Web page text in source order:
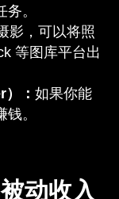
。
影，可以将照
等图库平台出
： 如果你能
。
动收入